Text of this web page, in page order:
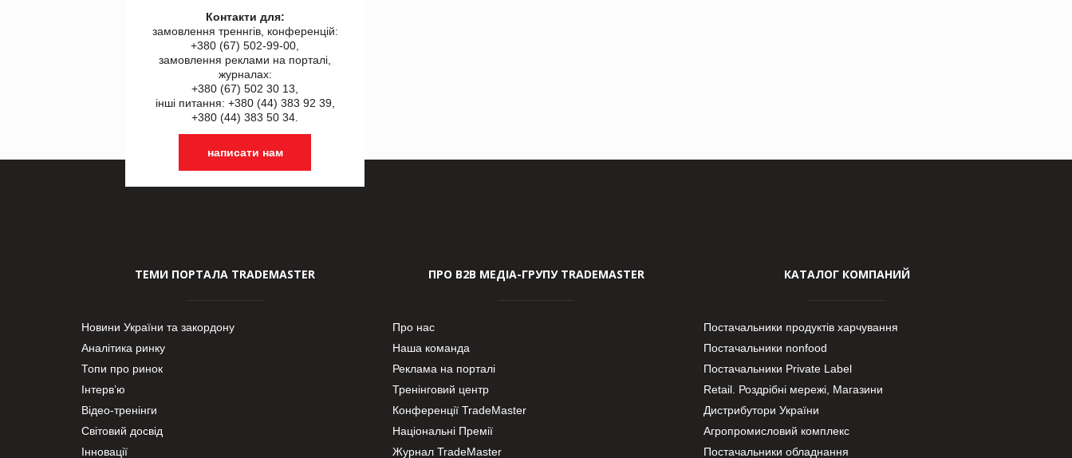
Контакти для:
замовлення треннгів, конференцій:
+380 (67) 502-99-00,
замовлення реклами на порталі,
журналах:
+380 (67) 502 30 13,
інші питання: +380 (44) 383 92 39,
+380 (44) 383 50 34.
написати нам
ТЕМИ ПОРТАЛА TRADEMASTER
Новини України та закордону
Аналітика ринку
Топи про ринок
Інтерв’ю
Відео-тренінги
Світовий досвід
Інновації
ПРО В2В МЕДІА-ГРУПУ TRADEMASTER
Про нас
Наша команда
Реклама на порталі
Тренінговий центр
Конференції TradeMaster
Національні Премії
Журнал TradeMaster
КАТАЛОГ КОМПАНИЙ
Постачальники продуктів харчування
Постачальники nonfood
Постачальники Private Label
Retail. Роздрібні мережі, Магазини
Дистрибутори України
Агропромисловий комплекс
Постачальники обладнання